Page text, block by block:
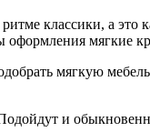
классики, а это
мягкие
мягкую
и